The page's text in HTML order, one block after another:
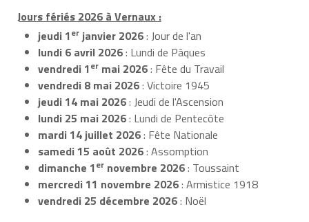
Jours fériés 2026 à Vernaux :
jeudi 1er janvier 2026: Jour de l'an
lundi 6 avril 2026: Lundi de Pâques
vendredi 1er mai 2026: Fête du Travail
vendredi 8 mai 2026: Victoire 1945
jeudi 14 mai 2026: Jeudi de l'Ascension
lundi 25 mai 2026: Lundi de Pentecôte
mardi 14 juillet 2026: Fête Nationale
samedi 15 août 2026: Assomption
dimanche 1er novembre 2026: Toussaint
mercredi 11 novembre 2026: Armistice 1918
vendredi 25 décembre 2026: Noël